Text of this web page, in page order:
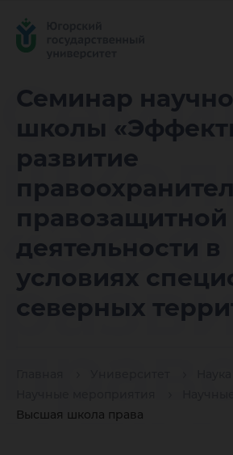
Семинар
школы
развитие
правозащитной
деятельности в
условиях
северных
Высшая школа права